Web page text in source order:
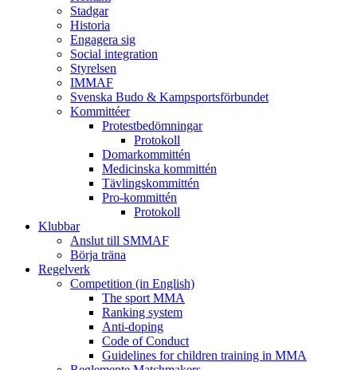
Stadgar
Historia
Engagera sig
Social integration
Styrelsen
IMMAF
Svenska Budo & Kampsportsförbundet
Kommittéer
Protestbedömningar
Protokoll
Domarkommittén
Medicinska kommittén
Tävlingskommittén
Pro-kommittén
Protokoll
Klubbar
Anslut till SMMAF
Börja träna
Regelverk
Competition (in English)
The sport MMA
Ranking system
Anti-doping
Code of Conduct
Guidelines for children training in MMA